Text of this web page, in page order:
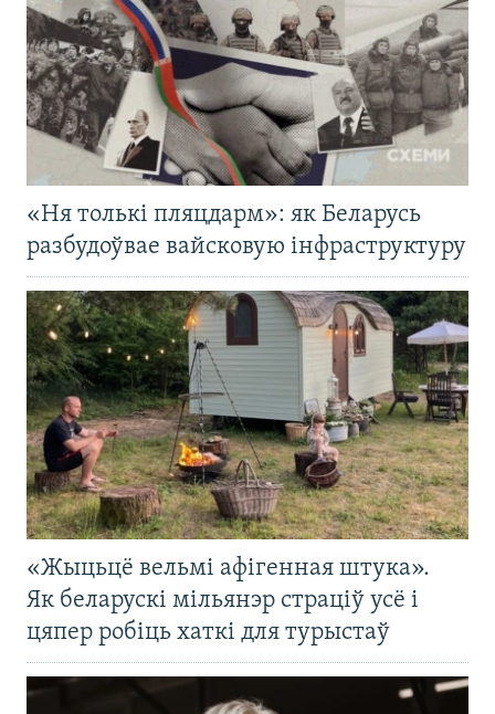
«Ня толькі пляцдарм»: як Беларусь
разбудоўвае вайсковую інфраструктуру
«Жыцьцё вельмі афігенная штука».
Як беларускі мільянэр страціў усё і
цяпер робіць хаткі для турыстаў